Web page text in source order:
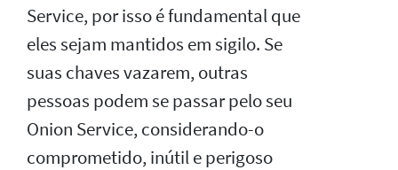
Service, por isso é fundamental que
eles sejam mantidos em sigilo. Se
suas chaves vazarem, outras
pessoas podem se passar pelo seu
Onion Service, considerando-o
comprometido, inútil e perigoso